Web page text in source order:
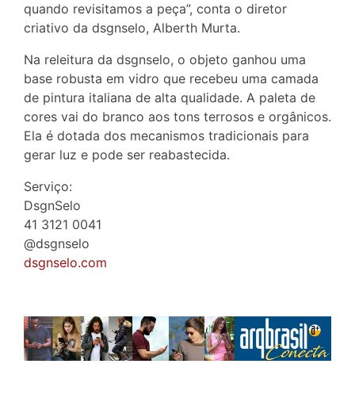
quando revisitamos a peça”, conta o diretor
criativo da dsgnselo, Alberth Murta.
Na releitura da dsgnselo, o objeto ganhou uma
base robusta em vidro que recebeu uma camada
de pintura italiana de alta qualidade. A paleta de
cores vai do branco aos tons terrosos e orgânicos.
Ela é dotada dos mecanismos tradicionais para
gerar luz e pode ser reabastecida.
Serviço:
DsgnSelo
41 3121 0041
@dsgnselo
dsgnselo.com